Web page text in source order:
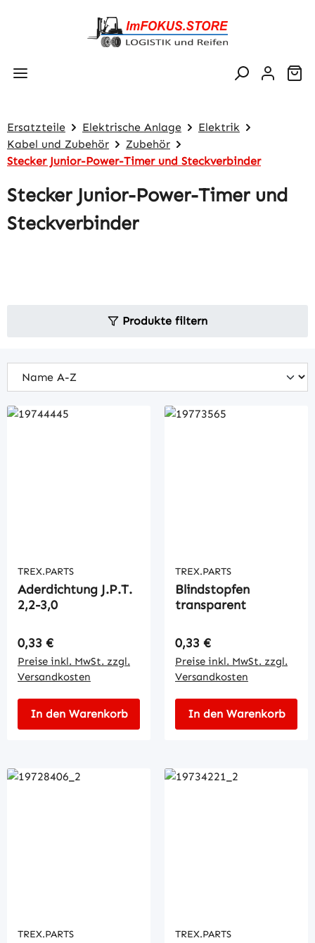
Zum Hauptinhalt springen
Ersatzteile Elektrische Anlage
Elektrik
Kabel und Zubehör
Zubehör
Stecker Junior-Power-Timer und Steckverbinder
Stecker Junior-Power-Timer und
Steckverbinder
Produkte filtern
TREX.PARTS
Aderdichtung J.P.T.
2,2-3,0
Regulärer Preis:
0,33 €
Preise inkl. MwSt. zzgl.
Versandkosten
In den Warenkorb
TREX.PARTS
Blindstopfen
transparent
Regulärer Preis:
0,33 €
Preise inkl. MwSt. zzgl.
Versandkosten
In den Warenkorb
TREX.PARTS TREX.PARTS